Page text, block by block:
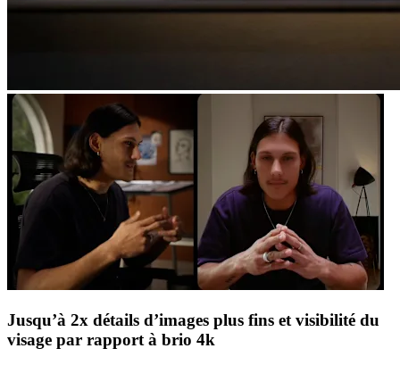
Jusqu’à 2x détails d’images plus fins et visibilité du
visage par rapport à brio 4k